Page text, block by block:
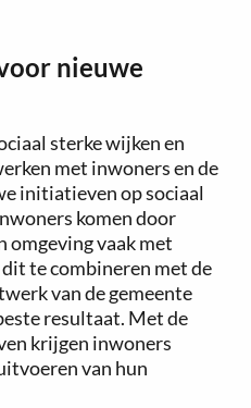
nieuwe
sterke wijken en
met inwoners en de
initiatieven op sociaal
komen door
omgeving vaak met
te combineren met de
van de gemeente
resultaat. Met de
krijgen inwoners
van hun